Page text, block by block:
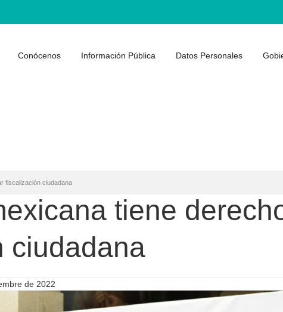
Conócenos Información Pública Datos Personales
fiscalización ciudadana
tiene
ciudadana
de 2022